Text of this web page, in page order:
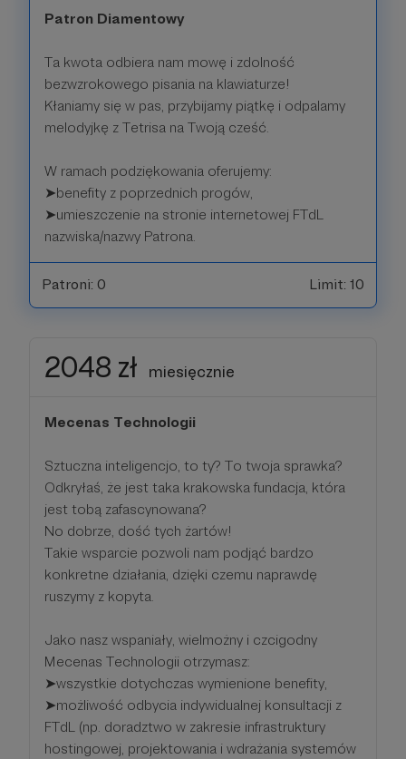
Patron Diamentowy
Ta kwota odbiera nam mowę i zdolność
bezwzrokowego pisania na klawiaturze!
Kłaniamy się w pas, przybijamy piątkę i odpalamy
melodyjkę z Tetrisa na Twoją cześć.
W ramach podziękowania oferujemy:
➤benefity z poprzednich progów,
➤umieszczenie na stronie internetowej FTdL
nazwiska/nazwy Patrona.
Patroni: 0 Limit: 10
2048 zł miesięcznie
Mecenas Technologii
Sztuczna inteligencjo, to ty? To twoja sprawka?
Odkryłaś, że jest taka krakowska fundacja, która
jest tobą zafascynowana?
No dobrze, dość tych żartów!
Takie wsparcie pozwoli nam podjąć bardzo
konkretne działania, dzięki czemu naprawdę
ruszymy z kopyta.
Jako nasz wspaniały, wielmożny i czcigodny
Mecenas Technologii otrzymasz:
➤wszystkie dotychczas wymienione benefity,
➤możliwość odbycia indywidualnej konsultacji z
FTdL (np. doradztwo w zakresie infrastruktury
hostingowej, projektowania i wdrażania systemów